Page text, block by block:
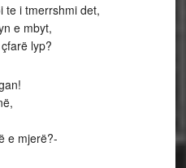
te i tmerrshmi det,
e mbyt,
lyp?
e mjerë?-